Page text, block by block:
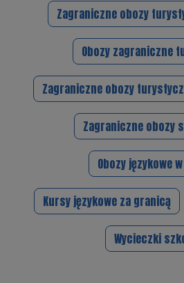
Zagraniczne obozy
Obozy zagraniczne
Zagraniczne obozy
Zagraniczne obozy
Obozy językowe
Kursy językowe za granicą
Wycieczki